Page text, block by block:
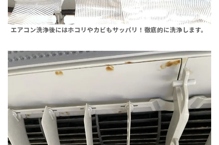
エアコン洗浄後にはホコリやカビもサッパリ！徹底的に洗浄します。